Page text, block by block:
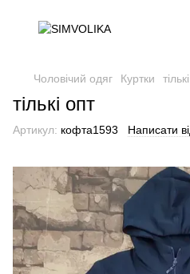
Чоловічий одяг Куртки
тількі опт
Артикул: кофта1593 Написати